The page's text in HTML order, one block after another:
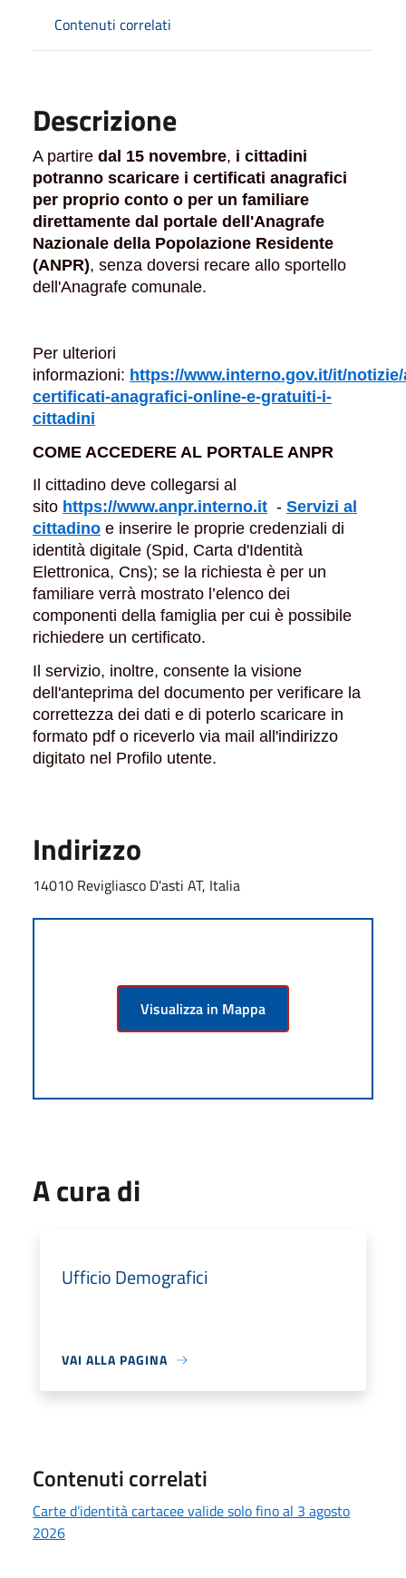
Contenuti correlati
Descrizione
A partire dal 15 novembre, i cittadini
potranno scaricare i certificati anagrafici
per proprio conto o per un familiare
direttamente dal portale dell'Anagrafe
Nazionale della Popolazione Residente
(ANPR), senza doversi recare allo sportello
dell'Anagrafe comunale.
Per ulteriori
informazioni: https://www.interno.gov.it/it/
certificati-anagrafici-online-e-gratuiti-i-
cittadini
COME ACCEDERE AL PORTALE ANPR
Il cittadino deve collegarsi al
sito https://www.anpr.interno.it - Servizi al
cittadino e inserire le proprie credenziali di
identità digitale (Spid, Carta d'Identità
Elettronica, Cns); se la richiesta è per un
familiare verrà mostrato l’elenco dei
componenti della famiglia per cui è possibile
richiedere un certificato.
Il servizio, inoltre, consente la visione
dell'anteprima del documento per verificare la
correttezza dei dati e di poterlo scaricare in
formato pdf o riceverlo via mail all'indirizzo
digitato nel Profilo utente.
Indirizzo
14010 Revigliasco D'asti AT, Italia
Visualizza in Mappa
A cura di
Ufficio Demografici
VAI ALLA PAGINA
Contenuti correlati
Carte d’identità cartacee valide solo fino al 3 agosto
2026